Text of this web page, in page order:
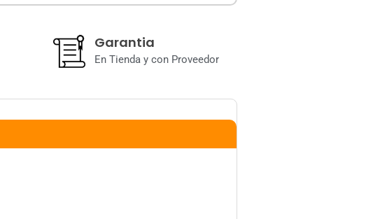
Garantia
En Tienda y con Proveedor